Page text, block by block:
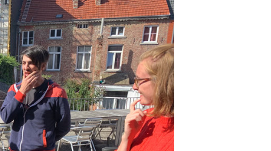
de Mobile School vzw, con
Leuven - Bélgica. Para
a través de la
Comunicaremos
entrarán en vigencia
En caso de cambios